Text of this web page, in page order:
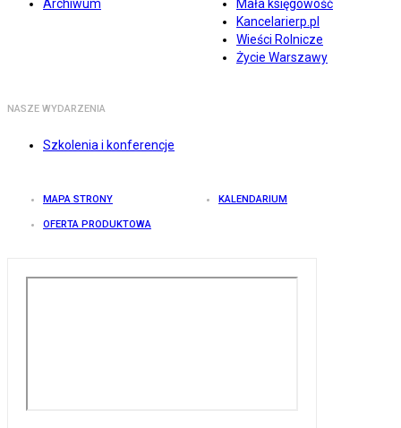
Archiwum
Mała księgowość
Kancelarierp.pl
Wieści Rolnicze
Życie Warszawy
NASZE WYDARZENIA
Szkolenia i konferencje
MAPA STRONY KALENDARIUM
OFERTA PRODUKTOWA